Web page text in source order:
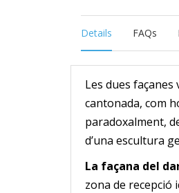
Details FAQs
Les dues
cantonada, com
paradoxalment,
d’una escultura
La façana del
zona de recepció